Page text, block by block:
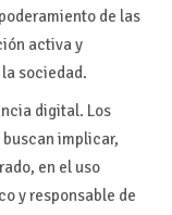
de las
activa y
sociedad.
digital. Los
implicar,
en el uso
y responsable de